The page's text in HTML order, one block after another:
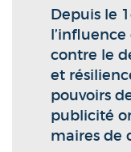
Depuis le
contre le
et
pouvoirs
publicité
maires de